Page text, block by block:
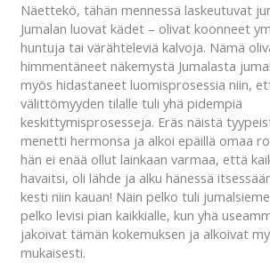
Näettekö, tähän mennessä laskeutuvat
Jumalan luovat kädet – olivat koonneet
huntuja tai värähteleviä kalvoja. Nämä
himmentäneet näkemystä Jumalasta
myös hidastaneet luomisprosessia niin,
välittömyyden tilalle tuli yhä pidempiä
keskittymisprosesseja. Eräs näistä
menetti hermonsa ja alkoi epäillä omaa
hän ei enää ollut lainkaan varmaa, että
havaitsi, oli lähde ja alku hänessä
kesti niin kauan! Näin pelko tuli
pelko levisi pian kaikkialle, kun yhä
jakoivat tämän kokemuksen ja alkoivat
mukaisesti.